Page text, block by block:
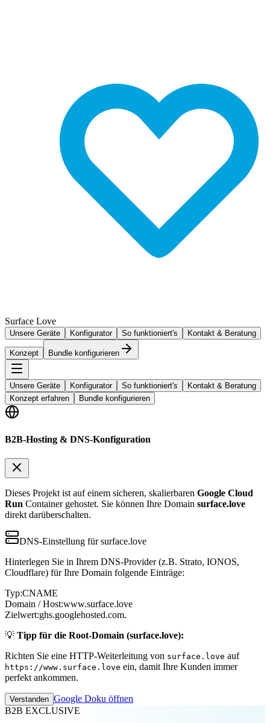
Surface Love
Unsere Geräte Konfigurator So funktioniert's Kontakt & Beratung
Konzept Bundle konfigurieren
Unsere Geräte Konfigurator So funktioniert's
Kontakt & Beratung
Konzept erfahren
Bundle konfigurieren
B2B-Hosting & DNS-Konfiguration
Dieses Projekt ist auf einem sicheren, skalierbaren Google Cloud
Run Container gehostet. Sie können Ihre Domain surface.love
direkt darüberschalten.
DNS-Einstellung für surface.love
Hinterlegen Sie in Ihrem DNS-Provider (z.B. Strato, IONOS,
Cloudflare) für Ihre Domain folgende Einträge:
Typ:CNAME
Domain / Host:www.surface.love
Zielwert:ghs.googlehosted.com.
💡 Tipp für die Root-Domain (surface.love):
Richten Sie eine HTTP-Weiterleitung von surface.love auf
https://www.surface.love ein, damit Ihre Kunden immer
perfekt ankommen.
Verstanden Google Doku öffnen
B2B EXCLUSIVE